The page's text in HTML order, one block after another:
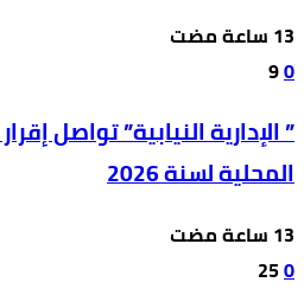
0
9
” الإدارية النيابية” تواصل
المحلية لسنة 2026
0
25